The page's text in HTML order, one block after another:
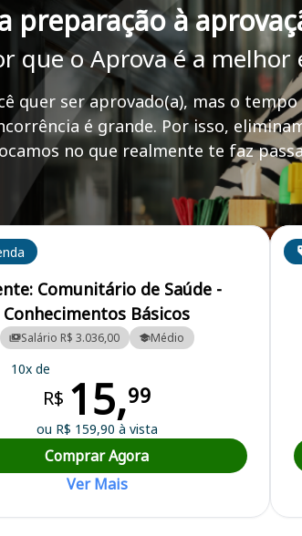
preparação à
que o Aprova é a melhor
quer ser aprovado(a), mas o
é grande. Por isso,
no que realmente te faz
Taquarituba/SP - Prefeitura Municipal
para passar no concurso
Comunitário de Saúde -
Conhecimentos Básicos
Salário R$ 3.036,00 Médio
10x de
R$ 15,99
ou R$ 159,90 à vista
Comprar Agora
Ver Mais